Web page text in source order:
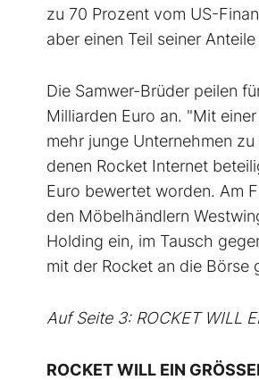
zu 70 Prozent vom US-
aber einen Teil seiner
Die Samwer-Brüder peilen
Milliarden Euro an. "Mit
mehr junge Unternehmen
denen Rocket Internet
Euro bewertet worden. Am
den Möbelhändlern
Holding ein, im Tausch
mit der Rocket an die Börse
Auf Seite 3: ROCKET WILL
ROCKET WILL EIN